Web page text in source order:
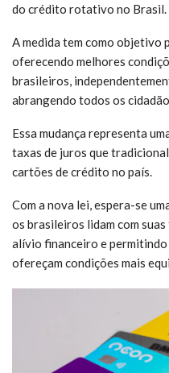
do crédito rotativo no Brasil.
A medida tem como objetivo
oferecendo melhores
brasileiros,
abrangendo todos os
Essa mudança representa
taxas de juros que
cartões de crédito no país.
Com a nova lei, espera-se
os brasileiros lidam com
alívio financeiro e
ofereçam condições mais